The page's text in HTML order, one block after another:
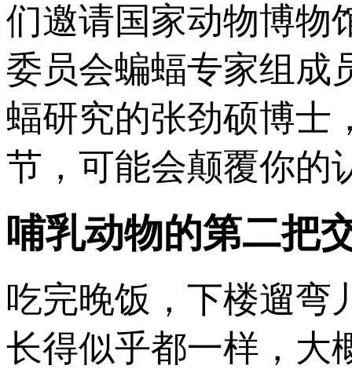
们邀请国家动物博物
委员会蝙蝠专家组成
蝠研究的张劲硕博士
节，可能会颠覆你的
哺乳动物的第二把
吃完晚饭，下楼遛弯
长得似乎都一样，大